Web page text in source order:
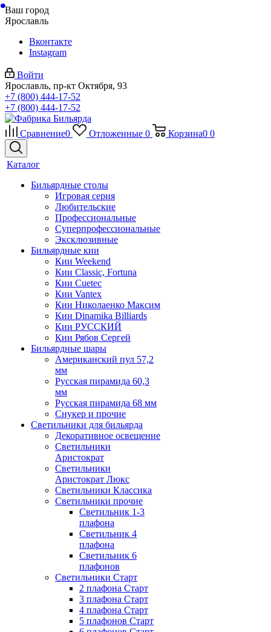
Ваш город
Ярославль
Вконтакте
Instagram
Войти
Ярославль, пр-кт Октября, 93
+7 (800) 444-17-52
+7 (800) 444-17-52
Сравнение0 Отложенные 0 Корзина0 0
Каталог
Бильярдные столы
Игровая серия
Любительские
Профессиональные
Суперпрофессиональные
Эксклюзивные
Бильярдные кии
Кии Weekend
Кии Classic, Fortuna
Кии Cuetec
Кии Vantex
Кии Николаенко Максим
Кии Dinamika Billiards
Кии РУССКИЙ
Кии Рябов Сергей
Бильярдные шары
Американский пул 57,2
мм
Русская пирамида 60,3
мм
Русская пирамида 68 мм
Снукер и прочие
Светильники для бильярда
Декоративное освещение
Светильники
Аристократ
Светильники
Аристократ Люкс
Светильники Классика
Светильники прочие
Светильник 1-3
плафона
Светильник 4
плафона
Светильник 6
плафонов
Светильники Старт
2 плафона Старт
3 плафона Старт
4 плафона Старт
5 плафонов Старт